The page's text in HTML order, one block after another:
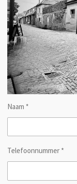
Naam *
Telefoonnummer *